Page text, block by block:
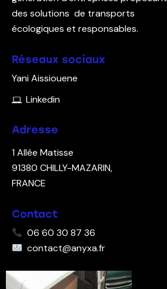
des solutions de transports
écologiques et responsables.
Réseaux sociaux
Yani Aissiouene
Linkedin
Adresse
1 Allée Matisse
91380 CHILLY-MAZARIN,
FRANCE
Contact
06 60 30 87 36
contact@anyxa.fr